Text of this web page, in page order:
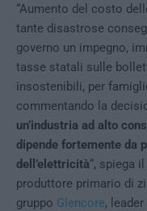
“Aumento del costo
tante disastrose
governo un impegno,
tasse statali sulle
insostenibili, per
commentando la
un’industria ad alto
dipende fortemente da
dell’elettricità“, spiega
produttore primario di
gruppo Glencore,